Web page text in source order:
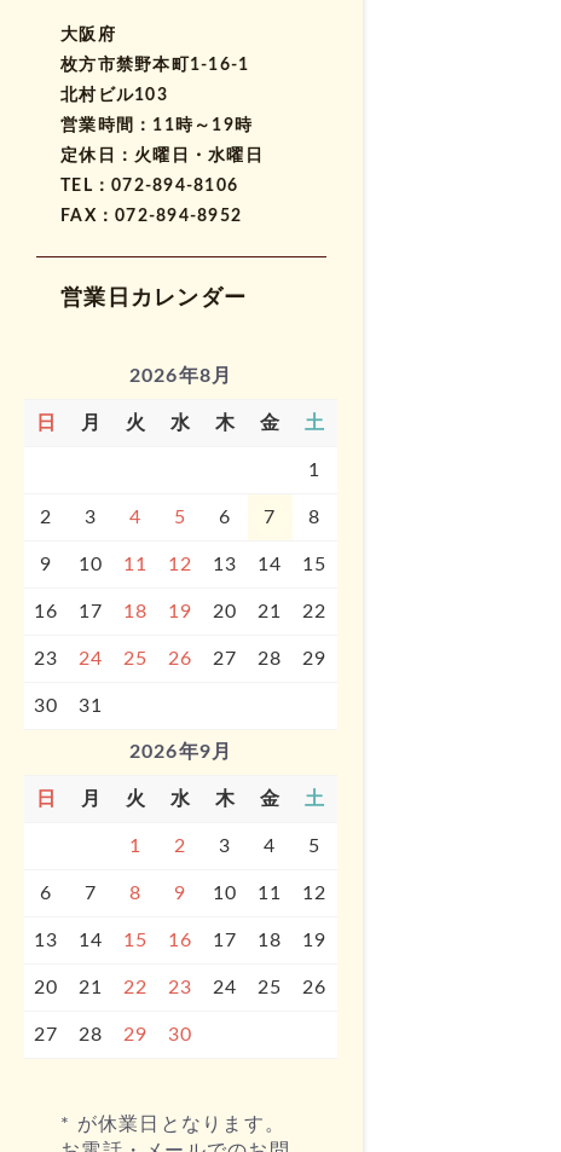
大阪府
枚方市禁野本町1-16-1
北村ビル103
営業時間：11時～19時
定休日：火曜日・水曜日
TEL：072-894-8106
FAX：072-894-8952
営業日カレンダー
2026年8月
日 月 火 水 木 金 土
1
2 3 4 5 6 7 8
9 10 11 12 13 14 15
16 17 18 19 20 21 22
23 24 25 26 27 28 29
30 31
2026年9月
日 月 火 水 木 金 土
1 2 3 4 5
6 7 8 9 10 11 12
13 14 15 16 17 18 19
20 21 22 23 24 25 26
27 28 29 30
* が休業日となります。